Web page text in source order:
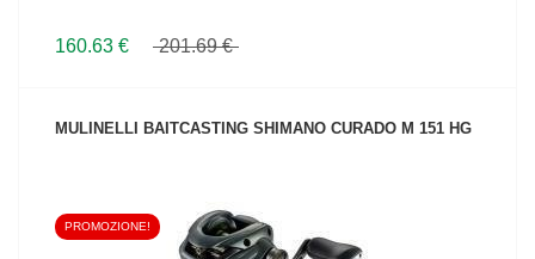
160.63 € 201.69 €
MULINELLI BAITCASTING SHIMANO CURADO M 151 HG
VEDI IL PRODOTTO
PROMOZIONE!